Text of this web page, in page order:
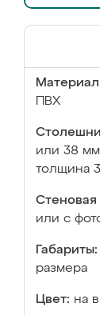
ПВХ
или 38
толщина
Стеновая
или с
Габариты:
размера
Цвет: на